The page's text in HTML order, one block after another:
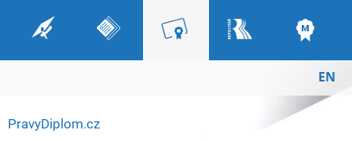
EN
PravyDiplom.cz